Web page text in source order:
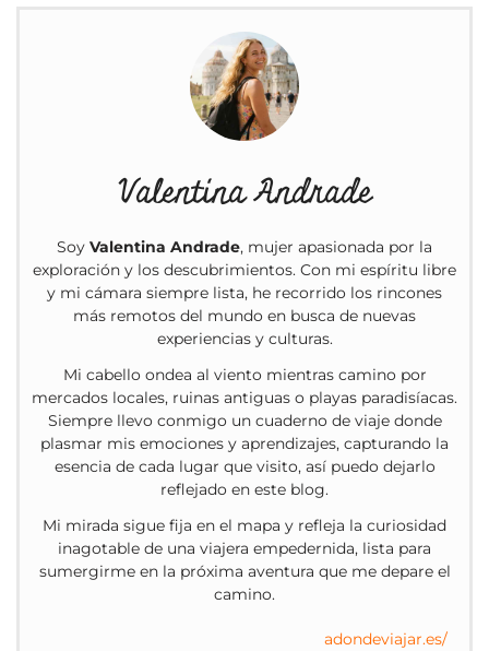
Valentina Andrade
Soy Valentina Andrade, mujer apasionada por la
exploración y los descubrimientos. Con mi espíritu libre
y mi cámara siempre lista, he recorrido los rincones
más remotos del mundo en busca de nuevas
experiencias y culturas.
Mi cabello ondea al viento mientras camino por
mercados locales, ruinas antiguas o playas paradisíacas.
Siempre llevo conmigo un cuaderno de viaje donde
plasmar mis emociones y aprendizajes, capturando la
esencia de cada lugar que visito, así puedo dejarlo
reflejado en este blog.
Mi mirada sigue fija en el mapa y refleja la curiosidad
inagotable de una viajera empedernida, lista para
sumergirme en la próxima aventura que me depare el
camino.
adondeviajar.es/